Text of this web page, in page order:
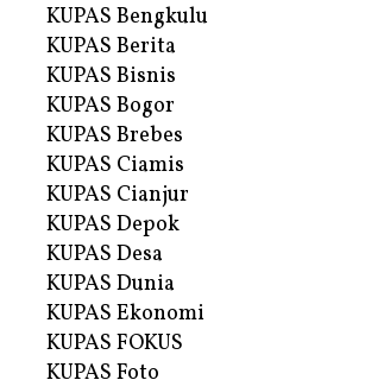
KUPAS Bengkulu
KUPAS Berita
KUPAS Bisnis
KUPAS Bogor
KUPAS Brebes
KUPAS Ciamis
KUPAS Cianjur
KUPAS Depok
KUPAS Desa
KUPAS Dunia
KUPAS Ekonomi
KUPAS FOKUS
KUPAS Foto